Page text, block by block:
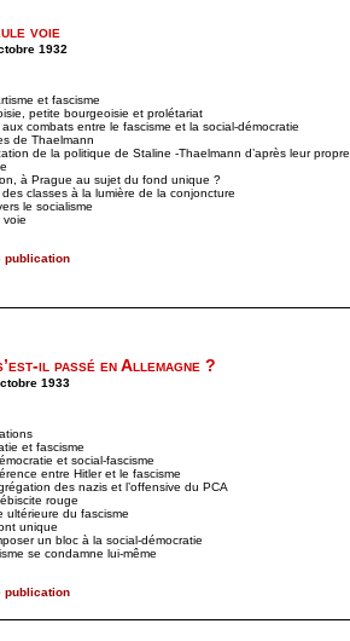
voie
1932
et fascisme
petite bourgeoisie et prolétariat
combats entre le fascisme et la social-démocratie
de Thaelmann
de la politique de Staline -Thaelmann d’après leur propre
à Prague au sujet du fond unique ?
classes à la lumière de la conjoncture
le socialisme
voie
publication
il passé en Allemagne ?
1933
et fascisme
et social-fascisme
entre Hitler et le fascisme
des nazis et l’offensive du PCA
rouge
ultérieure du fascisme
unique
un bloc à la social-démocratie
se condamne lui-même
publication